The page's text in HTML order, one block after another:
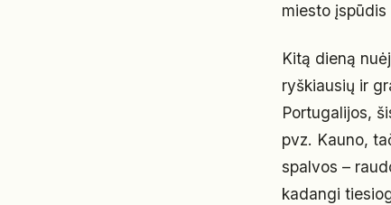
miesto
Kitą dieną
ryškiausių ir
Portugalijos,
pvz. Kauno,
spalvos –
kadangi